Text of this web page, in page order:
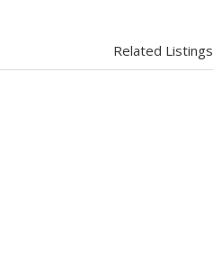
Related Listings